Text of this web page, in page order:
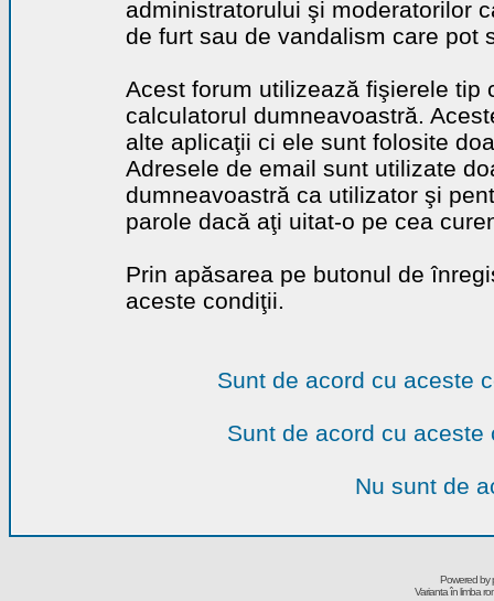
administratorului şi moderatorilor
de furt sau de vandalism care pot
Acest forum utilizează fişierele tip
calculatorul dumneavoastră.
alte aplicaţii ci ele sunt folosite
Adresele de email sunt utilizate
dumneavoastră ca utilizator şi
parole dacă aţi uitat-o pe cea
Prin apăsarea pe butonul de
aceste condiţii.
Sunt de acord cu aceste
Sunt de acord cu
Nu sunt de
Powered by
Varianta în limba